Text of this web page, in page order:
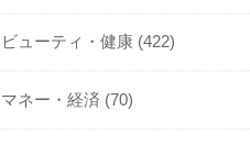
ビューティ・健康 (422)
マネー・経済 (70)